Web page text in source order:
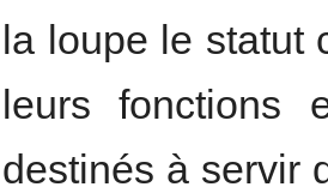
la loupe le statut
leurs fonctions
destinés à servir